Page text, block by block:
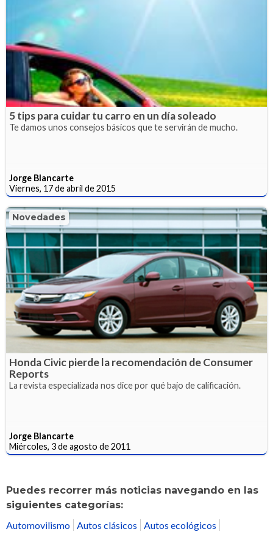
5 tips para cuidar tu carro en un día soleado
Te damos unos consejos básicos que te servirán de mucho.
Jorge Blancarte
Viernes, 17 de abril de 2015
Novedades
Honda Civic pierde la recomendación de Consumer
Reports
La revista especializada nos dice por qué bajo de calificación.
Jorge Blancarte
Miércoles, 3 de agosto de 2011
Puedes recorrer más noticias navegando en las
siguientes categorías:
Automovilismo Autos clásicos Autos ecológicos